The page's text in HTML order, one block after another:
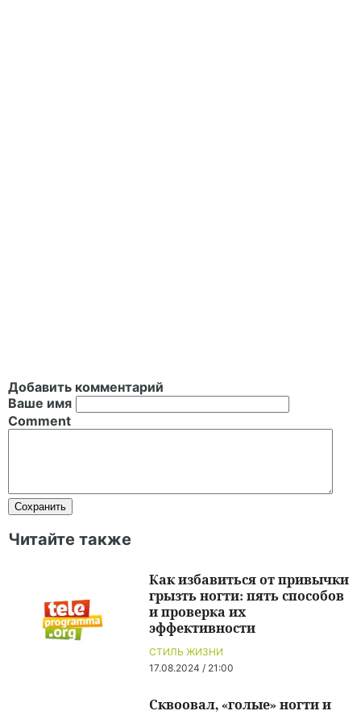
Добавить комментарий
Ваше имя
Comment
Читайте также
СТИЛЬ ЖИЗНИ
17.08.2024 / 21:00
Как избавиться от привычки
грызть ногти: пять способов
и проверка их
эффективности
Сквоовал, «голые» ногти и